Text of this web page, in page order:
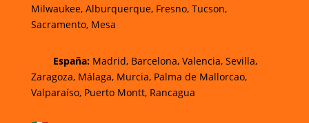
Milwaukee, Alburquerque, Fresno, Tucson,
Sacramento, Mesa
España:Madrid, Barcelona, Valencia, Sevilla,
Zaragoza, Málaga, Murcia, Palma de Mallorcao,
Valparaíso, Puerto Montt, Rancagua